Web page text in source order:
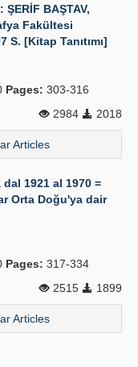
BAŞTAV,
Fakültesi
S. [Kitap Tanıtımı]
Pages: 303-316
2984
2018
Articles
1921 al 1970 =
Orta Doğu'ya dair
Pages: 317-334
2515
1899
Articles